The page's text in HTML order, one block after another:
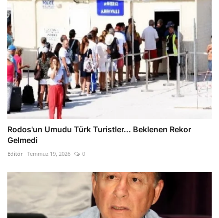
Rodos'un Umudu Türk Turistler... Beklenen Rekor
Gelmedi
Editör Temmuz 19, 2026 0